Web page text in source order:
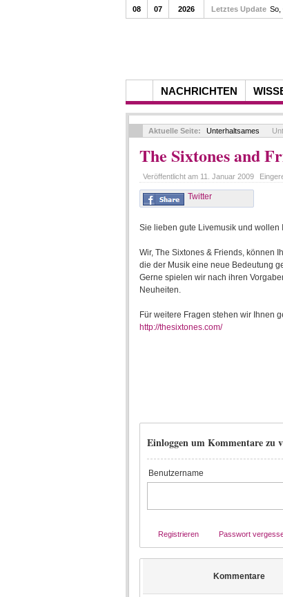
NACHRICHTEN
08 07 2026 Letztes Update So,
Aktuelle Seite: Unterhaltsames
The Sixtones and
Veröffentlicht am 11. Januar 2009
Twitter
Sie lieben gute Livemusik und
Wir, The Sixtones & Friends, können
die der Musik eine neue Bedeutung
Gerne spielen wir nach ihren
Neuheiten.
Für weitere Fragen stehen wir Ihnen
http://thesixtones.com/
Einloggen um Kommentare zu
Benutzername
Registrieren Passwort
Kommentare